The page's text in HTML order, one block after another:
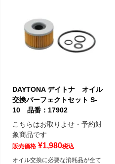
DAYTONA デイトナ オイル
交換パーフェクトセット S-
10 品番：17902
こちらはお取りよせ・予約対
象商品です
販売価格 ¥1,980税込
オイル交換に必要な消耗品が全て